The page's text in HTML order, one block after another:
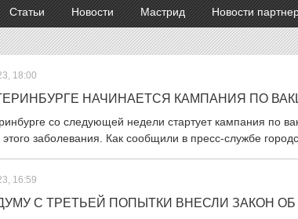
Статьи Новости Мастрид Новости
18:00
НАЧИНАЕТСЯ КАМПАНИЯ ПО
со следующей недели стартует кампания по
этого заболевания. Как сообщили в пресс-службе
16:59
С ТРЕТЬЕЙ ПОПЫТКИ ВНЕСЛИ ЗАКОН